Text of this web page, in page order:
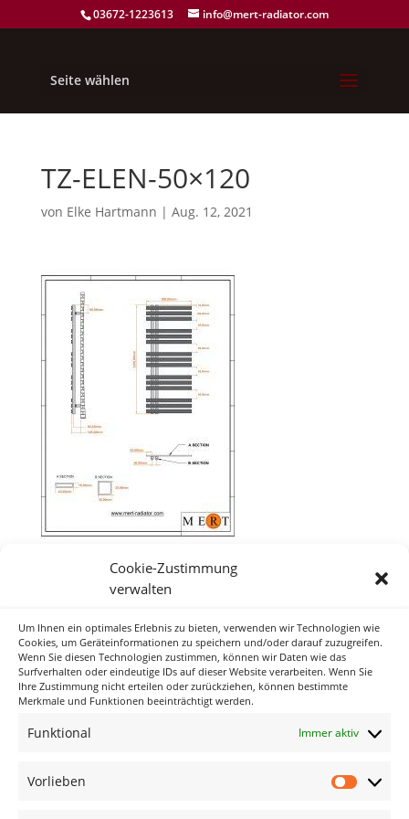
Cookie-Zustimmung
verwalten
Um Ihnen ein optimales Erlebnis zu bieten, verwenden wir Technologien wie
Cookies, um Geräteinformationen zu speichern und/oder darauf zuzugreifen.
Wenn Sie diesen Technologien zustimmen, können wir Daten wie das
Surfverhalten oder eindeutige IDs auf dieser Website verarbeiten. Wenn Sie
Ihre Zustimmung nicht erteilen oder zurückziehen, können bestimmte
Merkmale und Funktionen beeinträchtigt werden.
Funktional Immer aktiv
Vorlieben
03672-1223613 info@mert-radiator.com
Seite wählen
TZ-ELEN-50×120
von Elke Hartmann | Aug. 12, 2021
Neueste Kommentare
Archiv
Keine Kategorien